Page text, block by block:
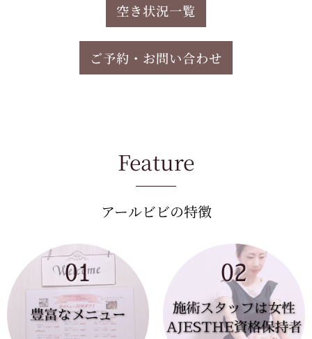
空き状況一覧
ご予約・お問い合わせ
Feature
アールビビの特徴